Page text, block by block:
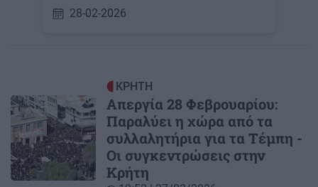
28-02-2026
ΚΡΗΤΗ
Απεργία 28 Φεβρουαρίου:
Παραλύει η χώρα από τα
συλλαλητήρια για τα Τέμπη -
Οι συγκεντρώσεις στην
Κρήτη